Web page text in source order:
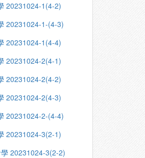
20231024-1(4-2)
20231024-1-(4-3)
20231024-1(4-4)
20231024-2(4-1)
20231024-2(4-2)
20231024-2(4-3)
20231024-2-(4-4)
20231024-3(2-1)
20231024-3(2-2)